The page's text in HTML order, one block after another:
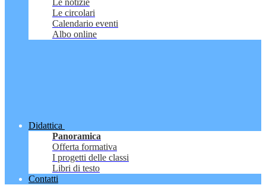
Le notizie
Le circolari
Calendario eventi
Albo online
Didattica
Panoramica
Offerta formativa
I progetti delle classi
Libri di testo
Contatti